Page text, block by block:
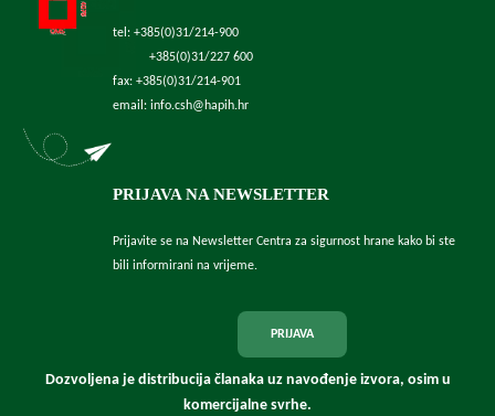
tel: +385(0)31/214-900
+385(0)31/227 600
fax: +385(0)31/214-901
email: info.csh@hapih.hr
PRIJAVA NA NEWSLETTER
Prijavite se na Newsletter Centra za sigurnost hrane kako bi ste
bili informirani na vrijeme.
PRIJAVA
Dozvoljena je distribucija članaka uz navođenje izvora, osim u
komercijalne svrhe.